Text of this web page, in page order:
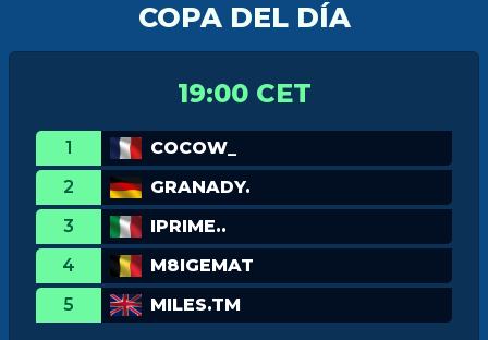
COPA DEL DÍA
19:00 CET
1
COCOW_
2
GRANADY.
3
IPRIME..
4
M8IGEMAT
5
MILES.TM